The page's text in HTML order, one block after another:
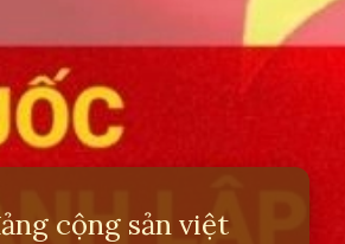
cộng sản việt